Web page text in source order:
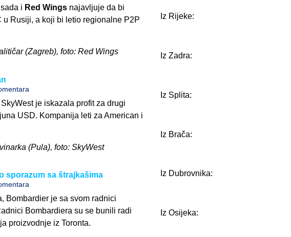
i Red Wingsnajavljuje da bi
u Rusiji, a koji bi letio regionalne P2P
(Zagreb), foto: Red Wings
SkyWest je iskazala profit za drugi
USD. Kompanija leti za American i
(Pula), foto: SkyWest
sporazum sa štrajkašima
Bombardier je sa svom radnici
Bombardiera su se bunili radi
proizvodnje iz Toronta.
Iz Rijeke:
Iz Zadra:
Iz Splita:
Iz Brača:
Iz Dubrovnika:
Iz Osijeka: